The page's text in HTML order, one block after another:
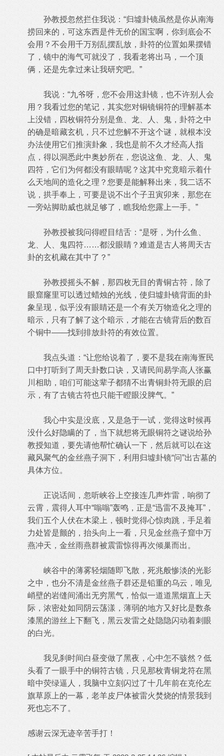
孙教授忽然拦住我说：“归墟卦镜虽然是你从南海
捞回来的，可这东西是件无价的国宝啊，你到底会不
会用？不会用千万别乱摆乱放，卦符的位置如果摆错
了，镜中的海气可就没了，我看老将出马，一个顶
俩，还是先拿过来让我研究吧。”
我说：“九爷呀，您不会用这卦镜，也不许别人会
用？我看过您的笔记，其实您对铜镜铜符的理解基本
上没错，四枚铜符分别是鱼、龙、人、鬼，卦符之中
的确是暗藏玄机，只不过您解不开这个谜，就根本没
办法使用它们推演卦象，我也是前不久才经高人指
点，得以洞悉此中奥妙所在，您说这鱼、龙、人、鬼
四符，它们为何都没有眼睛呢？这其中究竟暗示着什
么天地间的造化之理？您要是能解释出来，我二话不
说，拱手奉上，可要是说不出个子丑寅卯来，那您在
一旁站脚助威也就足够了，瞧我给您露上一手。”
孙教授被我问得瞪目结舌：“是呀，为什么鱼、
龙、人、鬼四符……都没眼睛？难道是古人将周天古
卦的玄机藏在其中了？”
孙教授摇头不解，那四枚无目的青铜古符，除了
眼窟窿里可以透过蜡烛的光线，使归墟卦镜背面的卦
象呈现，似乎没有眼睛还是一个有关万物造化之理的
暗示，只有了解了这个暗示，才能在古镜背后的数百
个铜中——找到排放卦符的有效位置。
我点头道：“让您给说着了，要不是我在南海疍民
口中打听到了周天卦数口诀，又请民间易学高人张赢
川相助，咱们可能这辈子都猜不出青铜卦符无眼的启
示，有了古镜古符也只能干瞪眼没脾气。”
我心中实是没底，又是急于一试，觉得这时候再
没什么好隐瞒的了，当下就想将无眼铜符之谜说给孙
教授知道，要先请他帮忙确认一下，然后就可以在这
藏风聚气的金丝燕子洞下，利用归墟卦镜“问”出古墓的
具体方位。
正说话间，忽听峡谷上空接连几声炸雷，响彻了
云霄，震得人耳中“嗡嗡”轰鸣，正是“迅雷不及掩耳”，
我们五个人伏在木梁上，顿时觉得心惊肉跳，手足着
力处皆是颤的，抬头向上一看，只见金丝燕子窟中万
燕冲天，金丝雨燕群被震雷惊得再次倾巢而出。
峡谷中的薄雾轻烟随即飞散，死兆般惨淡的光影
之中，也分不清是金丝燕子群还是铅重的乌云，唯见
峭壁的岩缝间涌出无穷黑气，恰似一道道黑烟直上天
际，浓密处如同阴云荡漾，薄弱的地方又好比是数条
漆黑的游丝上下翻飞，黑云发雷之处隐隐闪动着刺眼
的白光。
我见刹时间白昼变做了黑夜，心中怎不骇然？低
头看了一眼手中的铜符古镜，只见那枚青铜龙符在黑
暗中荧绿逼人，我脑中立刻闪过了十几年前在克伦左
旗草原上的一幕，老羊皮尸体被雷火焚烧的情景我到
死也忘不了。
感谢云深无迹辛苦手打！